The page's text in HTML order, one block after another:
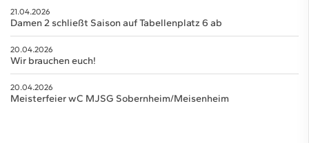
21.04.2026
Damen 2 schließt Saison auf Tabellenplatz 6 ab
20.04.2026
Wir brauchen euch!
20.04.2026
Meisterfeier wC MJSG Sobernheim/Meisenheim